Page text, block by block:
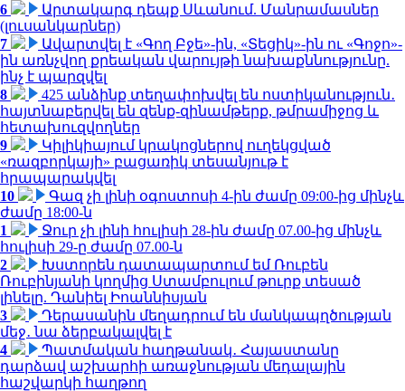
6
Արտակարգ դեպք Սևանում. Մանրամասներ
(լուսանկարներ)
7
Ավարտվել է «Գող Բջե»-ին, «Տեցիկ»-ին ու «Գոջո»-
ին առնչվող քրեական վարույթի նախաքննությունը.
ինչ է պարզվել
8
425 անձինք տեղափոխվել են ոստիկանություն․
հայտնաբերվել են զենք-զինամթերք, թմրամիջոց և
հետախուզվողներ
9
Կիլիկիայում կրակոցներով ուղեկցված
«ռազբորկայի» բացառիկ տեսանյութ է
հրապարակվել
10
Գազ չի լինի օգոստոսի 4-ին ժամը 09:00-ից մինչև
ժամը 18:00-ն
1
Ջուր չի լինի հուլիսի 28-ին ժամը 07.00-ից մինչև
հուլիսի 29-ը ժամը 07.00-ն
2
Խստորեն դատապարտում եմ Ռուբեն
Ռուբինյանի կողմից Ստամբուլում թուրք տեսած
լինելը. Դանիել Իոաննիսյան
3
Դերասանին մեղադրում են մանկապղծության
մեջ․ նա ձերբակալվել է
4
Պատմական հաղթանակ․ Հայաստանը
դարձավ աշխարհի առաջնության մեդալային
հաշվարկի հաղթող